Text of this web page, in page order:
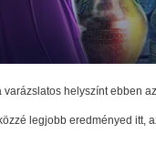
varázslatos helyszínt ebben
legjobb eredményed itt,